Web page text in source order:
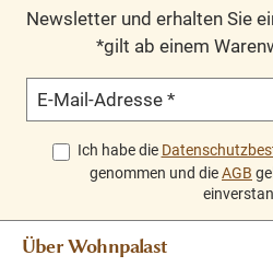
Ihren Wünschen wechseln läßt.
Die Größe ist etwa: 27 x 23
Handgefertigt aus Teakholz
Hiermit erhalten Sie ein wahres
aufwändiger Handarbeit.
Newsletter und erhalten Sie
*gilt ab einem
E-Mail-Adresse *
Ich habe die
genommen und dieAGB
Über Wohnpalast